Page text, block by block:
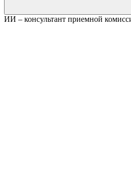
ИИ – консультант приемной